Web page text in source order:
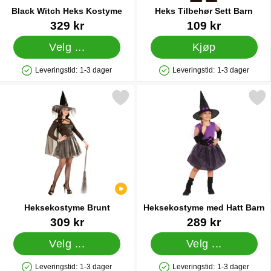
Black Witch Heks Kostyme
Varenummer 38651
329 kr
Velg ...
Produkttilgjengelighet: På lager
Leveringstid: 1-3 dager
Heks Tilbehør Sett Barn
Varenummer 39147
109 kr
Kjøp
Produkttilgjengelighet: På lager
Leveringstid: 1-3 dager
Heksekostyme Brunt
Varenummer 39189
309 kr
Velg ...
Leveringstid: 1-3 dager
Merk heksekostyme Brunt som favoritt
Heksekostyme med Hatt Barn
Varenummer 40016
289 kr
Velg ...
Leveringstid: 1-3 dager
Merk heksekostyme med